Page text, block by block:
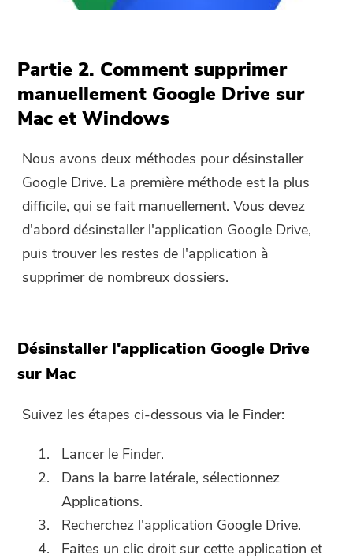
Partie 2. Comment supprimer
manuellement Google Drive sur
Mac et Windows
Nous avons deux méthodes pour désinstaller
Google Drive. La première méthode est la plus
difficile, qui se fait manuellement. Vous devez
d'abord désinstaller l'application Google Drive,
puis trouver les restes de l'application à
supprimer de nombreux dossiers.
Désinstaller l'application Google Drive
sur Mac
Suivez les étapes ci-dessous via le Finder:
Lancer le Finder.
Dans la barre latérale, sélectionnez
Applications.
Recherchez l'application Google Drive.
Faites un clic droit sur cette application et